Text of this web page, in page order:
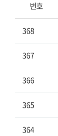
번호
368
367
366
365
364